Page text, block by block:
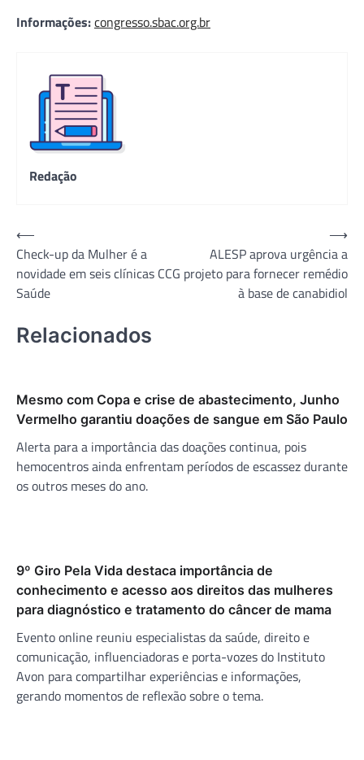
Informações:congresso.sbac.org.br
Redação
Navegação
de
Post
⟵
Check-up da Mulher é a
novidade em seis clínicas CCG
Saúde
ALESP aprova urgência a
projeto para fornecer remédio
à base de canabidiol
⟶
Relacionados
Mesmo com Copa e crise de abastecimento, Junho
Vermelho garantiu doações de sangue em São Paulo
Alerta para a importância das doações continua, pois
hemocentros ainda enfrentam períodos de escassez durante
os outros meses do ano.
9º Giro Pela Vida destaca importância de
conhecimento e acesso aos direitos das mulheres
para diagnóstico e tratamento do câncer de mama
Evento online reuniu especialistas da saúde, direito e
comunicação, influenciadoras e porta-vozes do Instituto
Avon para compartilhar experiências e informações,
gerando momentos de reflexão sobre o tema.